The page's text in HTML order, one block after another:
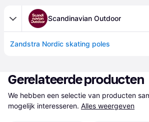
Scandinavian Outdoor
Zandstra Nordic skating poles
Gerelateerde producten
We hebben een selectie van producten
mogelijk interesseren. Alles weergeven